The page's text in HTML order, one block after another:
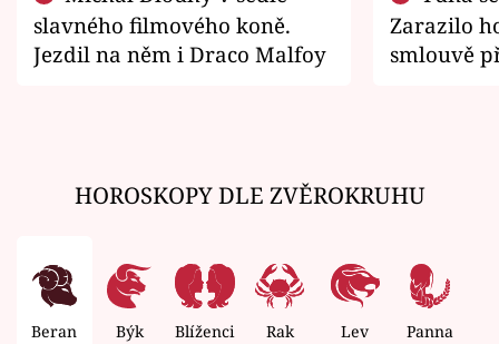
slavného filmového koně.
Jezdil na něm i Draco Malfoy
Zarazilo
smlouvě
HOROSKOPY DLE ZVĚROKRUHU
Beran Býk Blíženci Rak Lev Panna